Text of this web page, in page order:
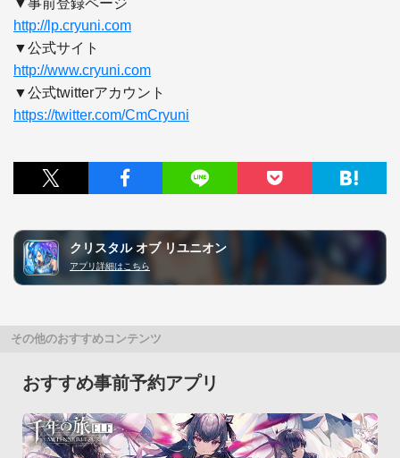
http://lp.cryuni.com
http://www.cryuni.com
https://twitter.com/CmCryuni
クリスタル オブ リユニオン
アプリ詳細はこちら
その他のおすすめコンテンツ
おすすめ事前予約アプリ